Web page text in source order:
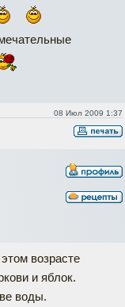
08 Июл 2009 1:37
возрасте
и яблок.
воды.